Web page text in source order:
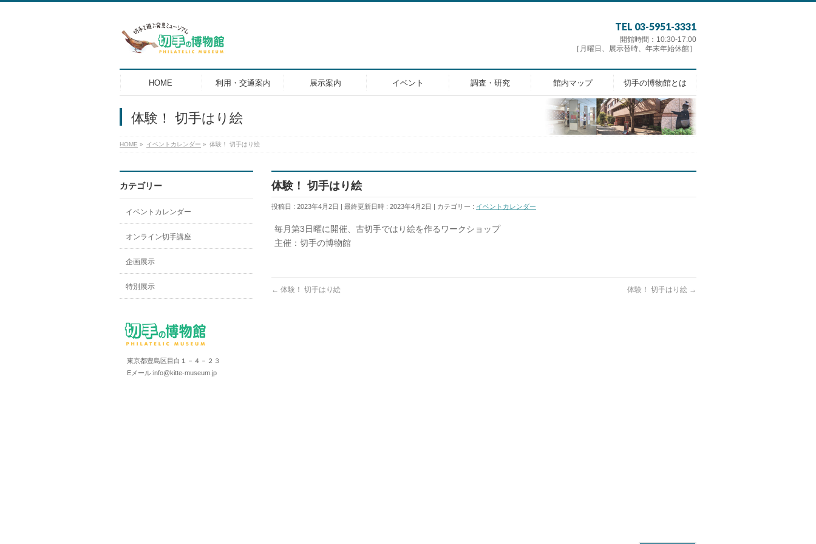
TEL 03-5951-3331
開館時間：10:30-17:00
［月曜日、展示替時、年末年始休館］
HOME 利用・交通案内 展示案内 イベント 調査・研究 館内マップ 切手の博物館とは
体験！ 切手はり絵
HOME » イベントカレンダー » 体験！ 切手はり絵
体験！ 切手はり絵
投稿日 : 2023年4月2日 最終更新日時 : 2023年4月2日 カテゴリー : イベントカレンダー
毎月第3日曜に開催、古切手ではり絵を作るワークショップ
主催：切手の博物館
← 体験！ 切手はり絵 体験！ 切手はり絵 →
カテゴリー
イベントカレンダー
オンライン切手講座
企画展示
特別展示
東京都豊島区目白１－４－２３
Eメール:info@kitte-museum.jp